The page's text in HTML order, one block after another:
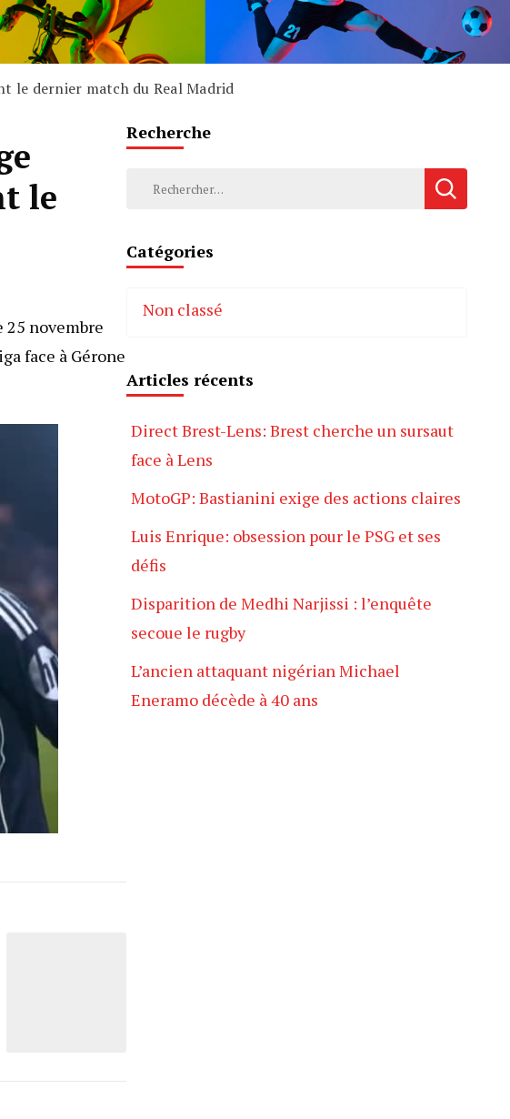
le dernier match du Real Madrid
le
25 novembre
face à Gérone
Recherche
Rechercher :
Catégories
Non classé
Articles récents
Direct Brest-Lens: Brest cherche un sursaut
face à Lens
MotoGP: Bastianini exige des actions claires
Luis Enrique: obsession pour le PSG et ses
défis
Disparition de Medhi Narjissi : l’enquête
secoue le rugby
L’ancien attaquant nigérian Michael
Eneramo décède à 40 ans